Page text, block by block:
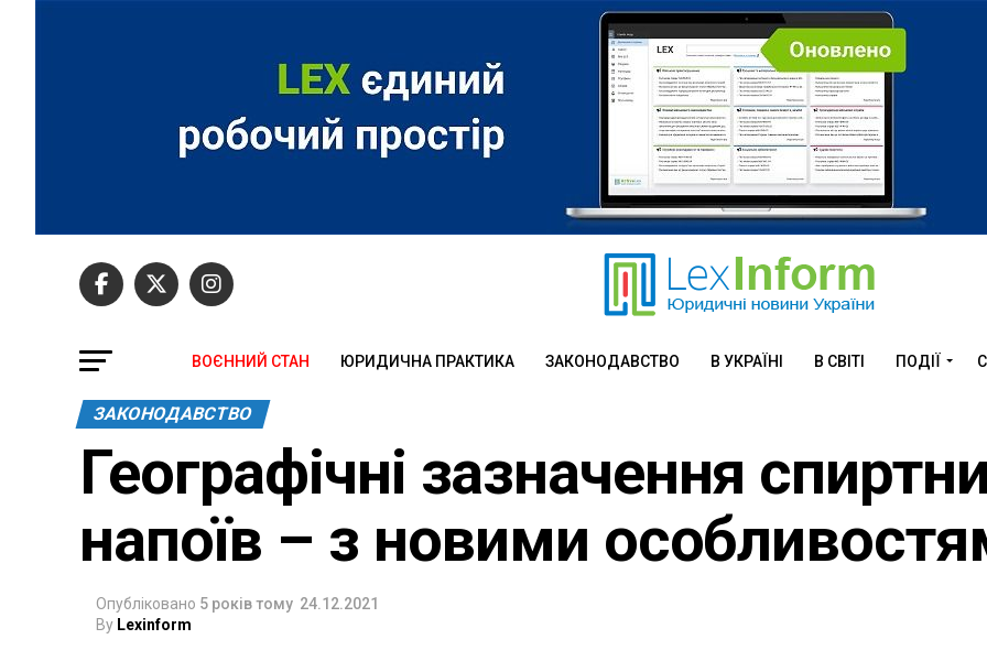
ВОЄННИЙ СТАН ЮРИДИЧНА ПРАКТИКА ЗАКОНОДАВСТВО В УКРАЇНІ В СВІТІ ПОДІЇ
ЗАКОНОДАВСТВО
Географічні зазначення
напоїв – з новими
Опубліковано 5 років тому 24.12.2021
By Lexinform